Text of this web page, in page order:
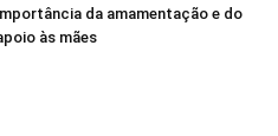
da amamentação e do
às mães